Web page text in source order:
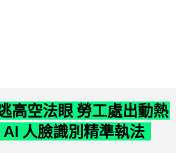
高空法眼 勞工處出動熱
人臉識別精準執法